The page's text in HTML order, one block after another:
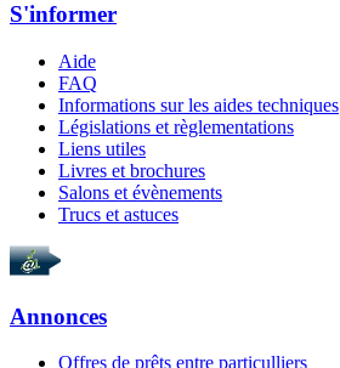
S'informer
Aide
FAQ
Informations sur les aides techniques
Législations et règlementations
Liens utiles
Livres et brochures
Salons et évènements
Trucs et astuces
Annonces
Offres de prêts entre particulliers